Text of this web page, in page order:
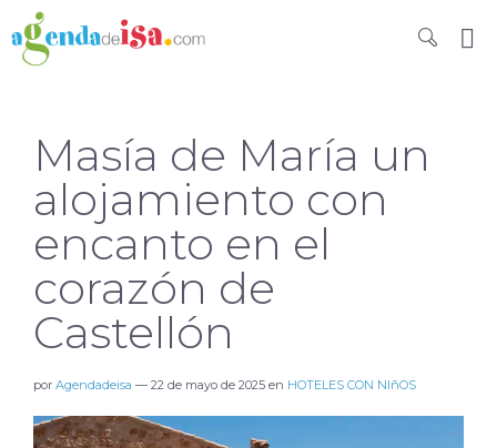
Masía de María un
alojamiento con
encanto en el
corazón de
Castellón
por Agendadeisa — 22 de mayo de 2025 en HOTELES CON NIñOS